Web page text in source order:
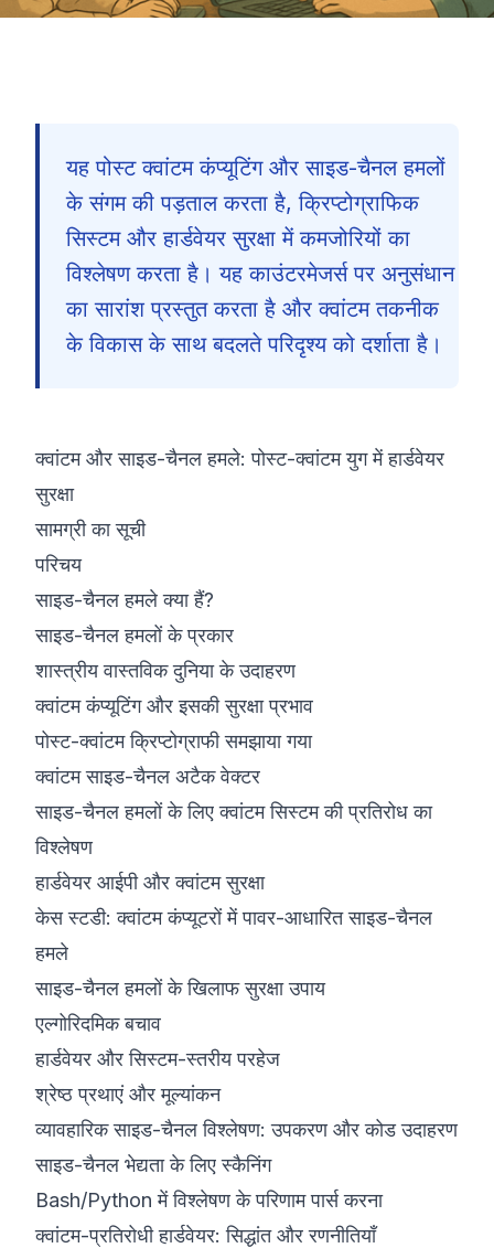
🇮🇳
©2026 8200 साइबर बूटकैंप
यह पोस्ट क्वांटम कंप्यूटिंग और साइड-चैनल हमलों
के संगम की पड़ताल करता है, क्रिप्टोग्राफिक
सिस्टम और हार्डवेयर सुरक्षा में कमजोरियों का
विश्लेषण करता है। यह काउंटरमेजर्स पर अनुसंधान
का सारांश प्रस्तुत करता है और क्वांटम तकनीक
के विकास के साथ बदलते परिदृश्य को दर्शाता है।
क्वांटम और साइड-चैनल हमले: पोस्ट-क्वांटम युग में हार्डवेयर
सुरक्षा
सामग्री का सूची
परिचय
साइड-चैनल हमले क्या हैं?
साइड-चैनल हमलों के प्रकार
शास्त्रीय वास्तविक दुनिया के उदाहरण
क्वांटम कंप्यूटिंग और इसकी सुरक्षा प्रभाव
पोस्ट-क्वांटम क्रिप्टोग्राफी समझाया गया
क्वांटम साइड-चैनल अटैक वेक्टर
साइड-चैनल हमलों के लिए क्वांटम सिस्टम की प्रतिरोध का
विश्लेषण
हार्डवेयर आईपी और क्वांटम सुरक्षा
केस स्टडी: क्वांटम कंप्यूटरों में पावर-आधारित साइड-चैनल
हमले
साइड-चैनल हमलों के खिलाफ सुरक्षा उपाय
एल्गोरिदमिक बचाव
हार्डवेयर और सिस्टम-स्तरीय परहेज
श्रेष्ठ प्रथाएं और मूल्यांकन
व्यावहारिक साइड-चैनल विश्लेषण: उपकरण और कोड उदाहरण
साइड-चैनल भेद्यता के लिए स्कैनिंग
Bash/Python में विश्लेषण के परिणाम पार्स करना
क्वांटम-प्रतिरोधी हार्डवेयर: सिद्धांत और रणनीतियाँ